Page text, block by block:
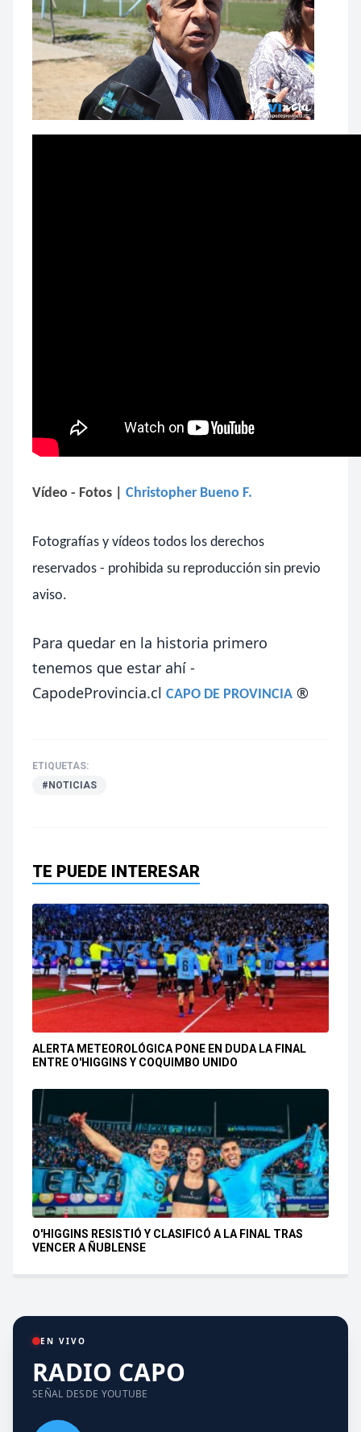
Vídeo - Fotos Christopher Bueno F.
Fotografías y vídeos todos los derechos
reservados - prohibida su reproducción sin previo
aviso.
Para quedar en la historia primero
tenemos que estar ahí -
CapodeProvincia.cl CAPO DE PROVINCIA ®
ETIQUETAS:
#NOTICIAS
TE PUEDE INTERESAR
ALERTA METEOROLÓGICA PONE EN DUDA LA FINAL
ENTRE O'HIGGINS Y COQUIMBO UNIDO
O'HIGGINS RESISTIÓ Y CLASIFICÓ A LA FINAL TRAS
VENCER A ÑUBLENSE
EN VIVO
RADIO CAPO
SEÑAL DESDE YOUTUBE